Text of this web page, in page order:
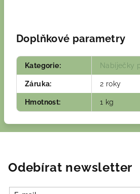
Doplňkové parametry
Kategorie: Nabíječky
Záruka: 2 roky
Hmotnost: 1 kg
Odebírat newsletter